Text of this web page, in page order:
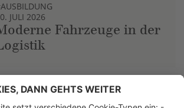
JULI 2026
Fahrzeuge in der